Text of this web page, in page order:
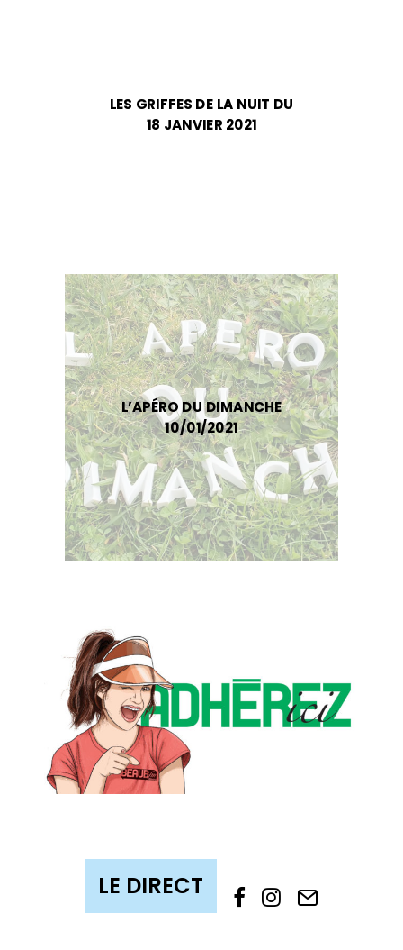
LES GRIFFES DE LA NUIT DU
18 JANVIER 2021
L’APÉRO DU DIMANCHE
10/01/2021